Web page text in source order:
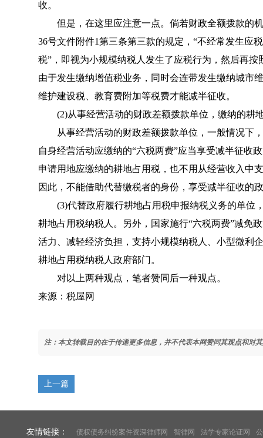
收。
但是，在这里应注意一点。倘若财政全额拨款的
36号文件附件1第三条第三款的规定，“不经常发生应
税”，即视为小规模纳税人发生了应税行为，然后再
由于发生缴纳增值税业务，同时会连带发生缴纳城市
维护建设税、教育费附加等税费才能减半征收。
(2)从事经营活动的财政差额拨款单位，缴纳的耕
从事经营活动的财政差额拨款单位，一般情况下
自身经营活动应缴纳的“六税两费”应当享受减半征收
申请用地应缴纳的耕地占用税，也不用从经营收入中
因此，不能借助代替缴税者的身份，享受减半征收的
(3)代替政府履行耕地占用税申报纳税义务的单位
耕地占用税纳税人。另外，国家施行“六税两费”减免
活力、减轻经济负担，支持小规模纳税人、小型微利
耕地占用税纳税人政府部门。
对以上两种观点，笔者赞同后一种观点。
来源：税屋网
注：本文转载目的在于传递更多信息，并不代表本网赞同其观点和对
上一篇
友情链接： 债权债务纠纷案件资深律师网 智律网 法学专家论证网